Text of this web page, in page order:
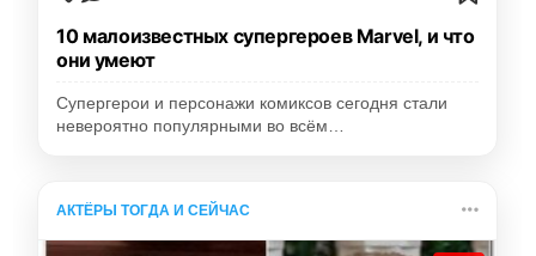
10 малоизвестных супергероев Marvel, и что
они умеют
Супергерои и персонажи комиксов сегодня стали
невероятно популярными во всём…
АКТЁРЫ ТОГДА И СЕЙЧАС